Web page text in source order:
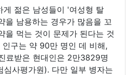
젊은 남성들이 '여성형 탈
을 남용하는 경우가 많음을 꼬
을 먹는 것이 문제가 된다는 것
구는 약 90만 명인 데 비해,
료받은 현대인은 2만3829명
심사평가원). 다만 일부 병자는